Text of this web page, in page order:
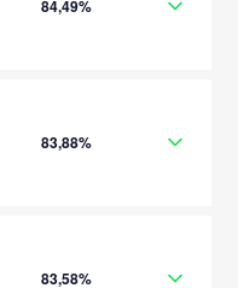
84,49%
83,88%
83,58%